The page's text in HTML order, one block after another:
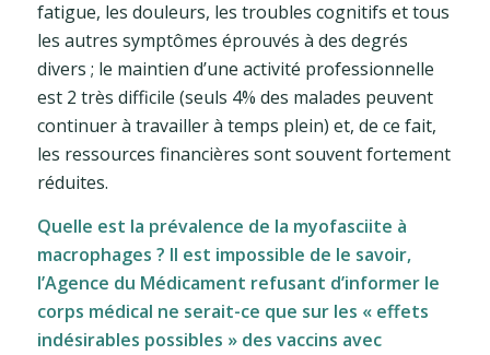
fatigue, les douleurs, les troubles cognitifs et tous
les autres symptômes éprouvés à des degrés
divers ; le maintien d’une activité professionnelle
est 2 très difficile (seuls 4% des malades peuvent
continuer à travailler à temps plein) et, de ce fait,
les ressources financières sont souvent fortement
réduites.
Quelle est la prévalence de la myofasciite à
macrophages ? Il est impossible de le savoir,
l’Agence du Médicament refusant d’informer le
corps médical ne serait-ce que sur les « effets
indésirables possibles » des vaccins avec